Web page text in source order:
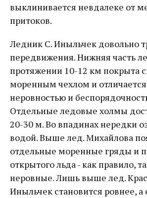
выклинивается невдалеке от
притоков.
Ледник С. Иныльчек довольно
передвижения. Нижняя часть
протяжении 10-12 км покрыта
моренным чехлом и
неровностью и
Отдельные ледовые холмы
20-30 м. Во впадинах нередки
водой. Выше лед. Михайлова
отдельные моренные гряды и
открытого льда - как правило,
неровные. Лишь выше лед.
Иныльчек становится ровнее, а